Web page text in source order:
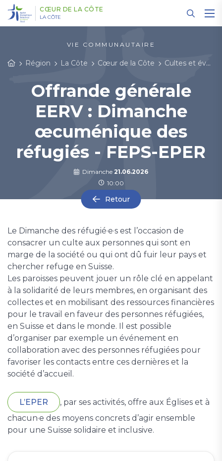
CŒUR DE LA CÔTE
LA CÔTE
VIE COMMUNAUTAIRE
Région La Côte Cœur de la Côte Cultes et événements
Offrande générale
EERV : Dimanche
œcuménique des
réfugiés - FEPS-EPER
Dimanche 21.06.2026
10:00
Retour
Le Dimanche des réfugié·e·s est l’occasion de
consacrer un culte aux personnes qui sont en
marge de la société ou qui ont dû fuir leur pays et
chercher refuge en Suisse.
Les paroisses peuvent jouer un rôle clé en appelant
à la solidarité de leurs membres, en organisant des
collectes et en mobilisant des ressources financières
pour le travail en faveur des personnes réfugiées,
en Suisse et dans le monde. Il est possible
d’organiser par exemple un événement en
collaboration avec des personnes réfugiées pour
favoriser les contacts entre ces dernières et la
société d’accueil.
L’EPER
, par ses activités, offre aux Églises et à
chacun·e des moyens concrets d’agir ensemble
pour une Suisse solidaire et inclusive.
Panneau de gestion des cookies